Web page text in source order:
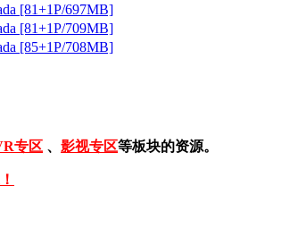
[81+1P/697MB]
[81+1P/709MB]
[85+1P/708MB]
专区 、 影视专区等板块的资源。